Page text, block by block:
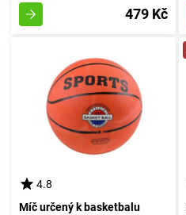
479 Kč
4.8
Míč určený k basketbalu